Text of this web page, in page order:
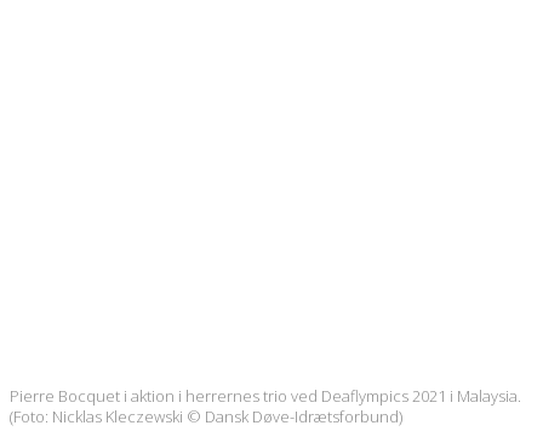
Pierre Bocquet i aktion i herrernes trio ved Deaflympics 2021 i Malaysia.
(Foto: Nicklas Kleczewski © Dansk Døve-Idrætsforbund)